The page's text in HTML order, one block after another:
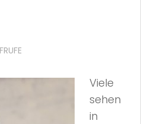
Viele
sehen
in